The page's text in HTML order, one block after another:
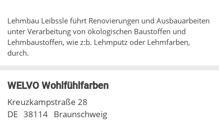
Lehmbau Leibssle führt Renovierungen und Ausbauarbeiten
unter Verarbeitung von ökologischen Baustoffen und
Lehmbaustoffen, wie z:b. Lehmputz oder Lehmfarben,
durch.
WELVO Wohlfühlfarben
Kreuzkampstraße 28
DE 38114 Braunschweig